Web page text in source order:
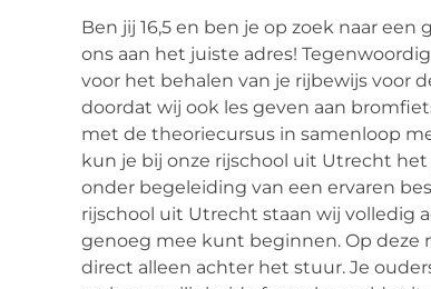
Ben jij 16,5 en ben je op zoek naar
ons aan het juiste adres!
voor het behalen van je rijbewijs voor
doordat wij ook les geven aan
met de theoriecursus in samenloop
kun je bij onze rijschool uit Utrecht
onder begeleiding van een ervaren
rijschool uit Utrecht staan wij volledig
genoeg mee kunt beginnen. Op deze
direct alleen achter het stuur. Je